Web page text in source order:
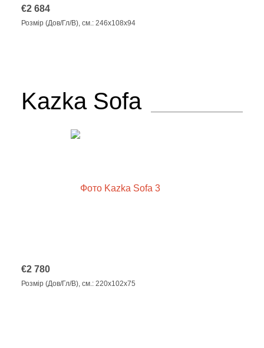
€2 684
Розмір (Дов/Гл/В), см.: 246x108x94
Kazka Sofa
€2 780
Розмір (Дов/Гл/В), см.: 220x102x75